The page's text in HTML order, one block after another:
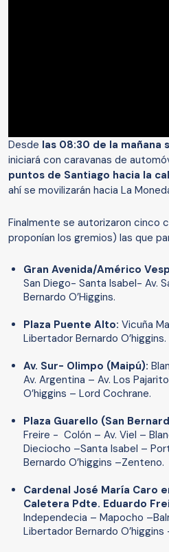
Desde las 08:30 de la mañana
iniciará con caravanas de
puntos de Santiago hacia la
ahí se movilizarán hacia La
Finalmente se autorizaron cinco
proponían los gremios) las que
Gran Avenida/Américo
San Diego- Santa Isabel- Av.
Bernardo O’Higgins.
Plaza Puente Alto: Vicuña
Libertador Bernardo O’higgins.
Av. Sur- Olimpo (Maipú):
Av. Argentina – Av. Los
O’higgins – Lord Cochrane.
Plaza Guarello (San
Freire - Colón – Av. Viel –
Dieciocho –Santa Isabel –
Bernardo O’higgins –Zenteno.
Cardenal José María Caro
Caletera Pdte. Eduardo
Independecia – Mapocho
Libertador Bernardo